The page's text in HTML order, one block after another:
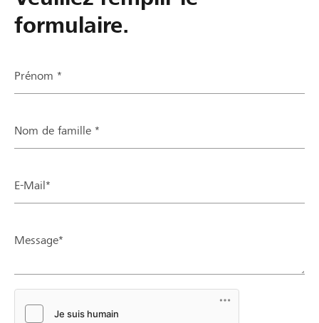
formulaire.
Prénom *
Nom de famille *
E-Mail*
Message*